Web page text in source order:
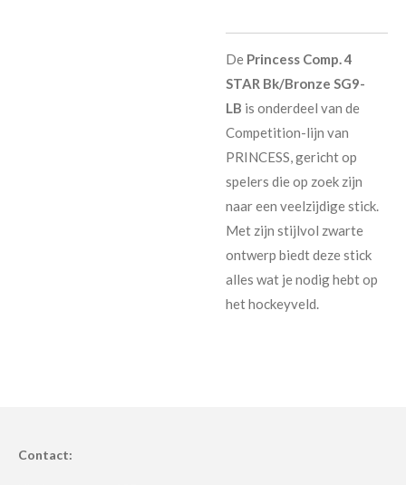
De Princess Comp. 4
STAR Bk/Bronze SG9-
LB is onderdeel van de
Competition-lijn van
PRINCESS, gericht op
spelers die op zoek zijn
naar een veelzijdige stick.
Met zijn stijlvol zwarte
ontwerp biedt deze stick
alles wat je nodig hebt op
het hockeyveld.
Contact: